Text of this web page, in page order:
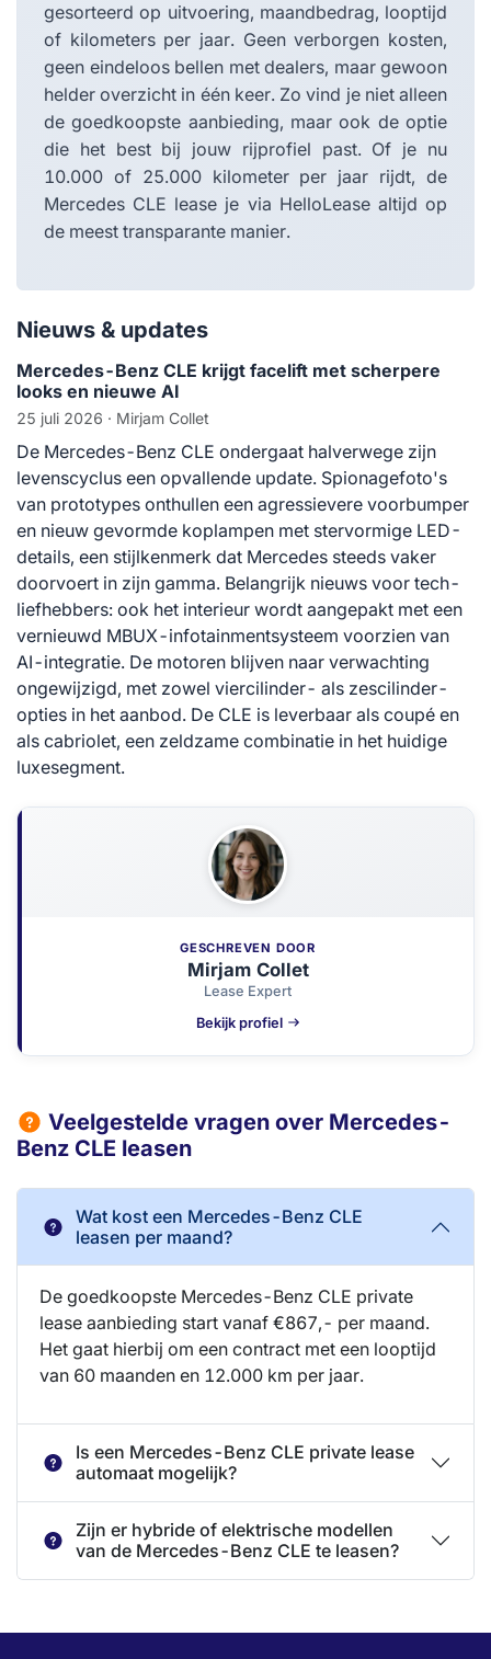
gesorteerd op uitvoering, maandbedrag, looptijd
of kilometers per jaar. Geen verborgen kosten,
geen eindeloos bellen met dealers, maar gewoon
helder overzicht in één keer. Zo vind je niet alleen
de goedkoopste aanbieding, maar ook de optie
die het best bij jouw rijprofiel past. Of je nu
10.000 of 25.000 kilometer per jaar rijdt, de
Mercedes CLE lease je via HelloLease altijd op
de meest transparante manier.
Nieuws & updates
Mercedes-Benz CLE krijgt facelift met scherpere
looks en nieuwe AI
25 juli 2026 · Mirjam Collet
De Mercedes-Benz CLE ondergaat halverwege zijn
levenscyclus een opvallende update. Spionagefoto's
van prototypes onthullen een agressievere voorbumper
en nieuw gevormde koplampen met stervormige LED-
details, een stijlkenmerk dat Mercedes steeds vaker
doorvoert in zijn gamma. Belangrijk nieuws voor tech-
liefhebbers: ook het interieur wordt aangepakt met een
vernieuwd MBUX-infotainmentsysteem voorzien van
AI-integratie. De motoren blijven naar verwachting
ongewijzigd, met zowel viercilinder- als zescilinder-
opties in het aanbod. De CLE is leverbaar als coupé en
als cabriolet, een zeldzame combinatie in het huidige
luxesegment.
GESCHREVEN DOOR
Mirjam Collet
Lease Expert
Bekijk profiel
Veelgestelde vragen over Mercedes-
Benz CLE leasen
Wat kost een Mercedes-Benz CLE
leasen per maand?
De goedkoopste Mercedes-Benz CLE private
lease aanbieding start vanaf €867,- per maand.
Het gaat hierbij om een contract met een looptijd
van 60 maanden en 12.000 km per jaar.
Is een Mercedes-Benz CLE private lease
automaat mogelijk?
Zijn er hybride of elektrische modellen
van de Mercedes-Benz CLE te leasen?